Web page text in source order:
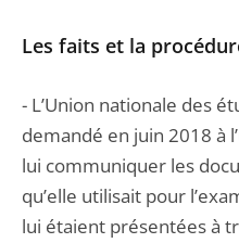
Les faits et la
- L’Union nationale des
demandé en juin 2018 à
lui communiquer les
qu’elle utilisait pour
lui étaient présentées à